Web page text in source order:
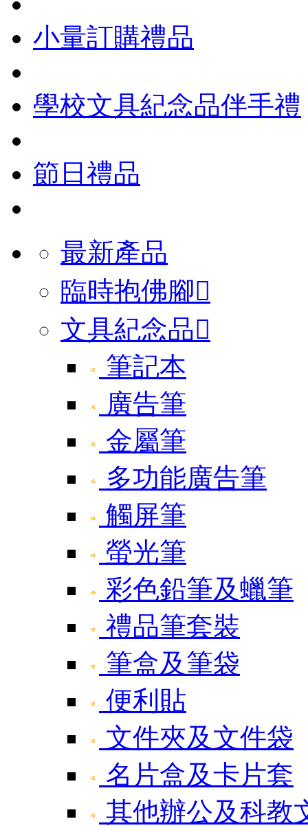
小量訂購禮品
學校文具紀念品伴手禮
節日禮品
最新產品
臨時抱佛腳
文具紀念品
筆記本
廣告筆
金屬筆
多功能廣告筆
觸屏筆
螢光筆
彩色鉛筆及蠟筆
禮品筆套裝
筆盒及筆袋
便利貼
文件夾及文件袋
名片盒及卡片套
其他辦公及科教